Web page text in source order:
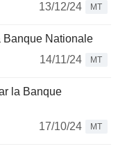
13/12/24
MT
Banque Nationale
14/11/24
MT
la Banque
17/10/24
MT